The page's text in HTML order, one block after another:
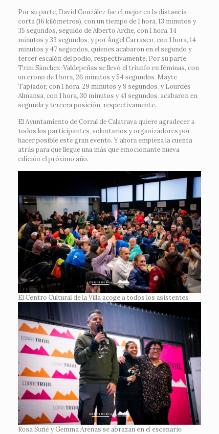
Por su parte, David González fue el mejor en la distancia
corta (16 kilómetros), con un tiempo de 1 hora, 13 minutos y
35 segundos, seguido de Alberto Arche, con 1 hora, 14
minutos y 33 segundos, y por Ángel Carrasco, con 1 hora, 14
minutos y 47 segundos, quienes acabaron en el segundo y
tercer escalón del podio, respectivamente. Por su parte,
Trini Sánchez-Valdepeñas se llevó el triunfo en féminas, con
un crono de 1 hora, 26 minutos y 54 segundos. Mayte
Tapiador, con 1 hora, 29 minutos y 9 segundos, y Lourdes
Almansa, con 1 hora, 30 minutos y 41 segundos, acabaron en
segunda y tercera posición, respectivamente.
El Ayuntamiento de Corral de Calatrava quiere agradecer a
todos los participantes, voluntarios y organizadores por
hacer posible este gran evento. Y ahora empieza la cuenta
atrás para que llegue una más que emocionante nueva
edición el próximo año.
El Centro Cultural de la Villa acoge a todos los asistentes
Rosa Suñé y Gemma Arenas se abrazan en el escenario